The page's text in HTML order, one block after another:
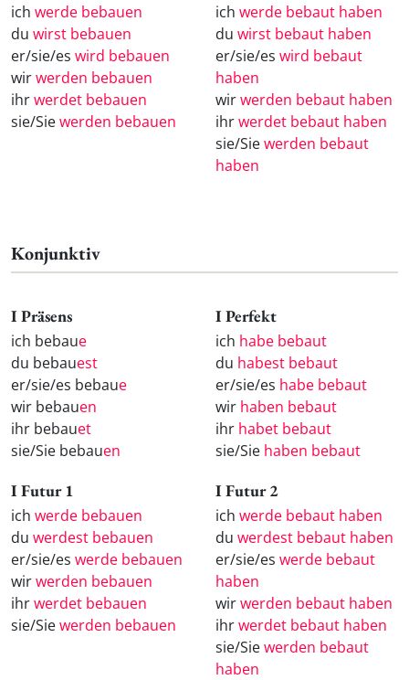
ich werde bebauen
du wirst bebauen
er/sie/es wird bebauen
wirwerden bebauen
ihrwerdet bebauen
sie/Siewerden bebauen
ich werde bebaut haben
du wirst bebaut haben
er/sie/es wird bebaut
haben
wirwerden bebaut haben
ihrwerdet bebaut haben
sie/Siewerden bebaut
haben
Konjunktiv
I Präsens
ich bebaue
du bebauest
er/sie/es bebaue
wir bebauen
ihr bebauet
sie/Sie bebauen
I Perfekt
ich habe bebaut
du habest bebaut
er/sie/es habe bebaut
wir haben bebaut
ihr habet bebaut
sie/Sie haben bebaut
I Futur 1
ich werde bebauen
du werdest bebauen
er/sie/es werde bebauen
wirwerden bebauen
ihrwerdet bebauen
sie/Siewerden bebauen
I Futur 2
ich werde bebaut haben
du werdest bebaut haben
er/sie/es werde bebaut
haben
wirwerden bebaut haben
ihrwerdet bebaut haben
sie/Siewerden bebaut
haben